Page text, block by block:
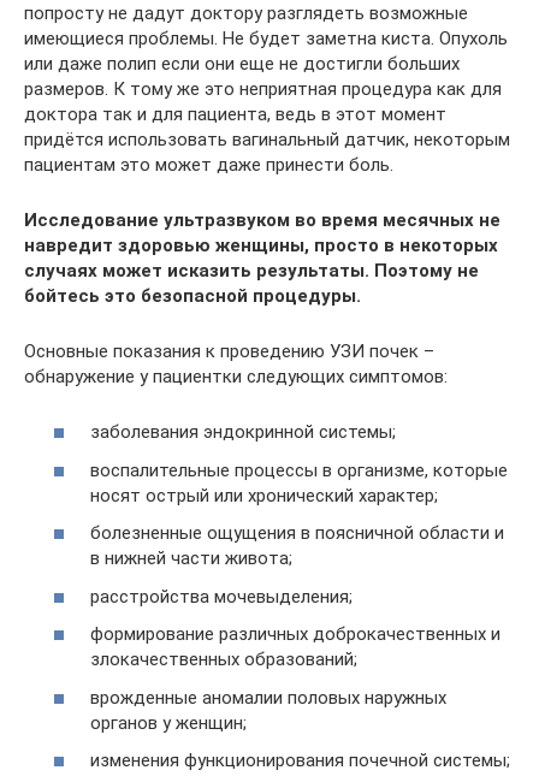
попросту не дадут доктору разглядеть возможные
имеющиеся проблемы. Не будет заметна киста. Опухоль
или даже полип если они еще не достигли больших
размеров. К тому же это неприятная процедура как для
доктора так и для пациента, ведь в этот момент
придётся использовать вагинальный датчик, некоторым
пациентам это может даже принести боль.
Исследование ультразвуком во время месячных не
навредит здоровью женщины, просто в некоторых
случаях может исказить результаты. Поэтому не
бойтесь это безопасной процедуры.
Основные показания к проведению УЗИ почек –
обнаружение у пациентки следующих симптомов:
заболевания эндокринной системы;
воспалительные процессы в организме, которые
носят острый или хронический характер;
болезненные ощущения в поясничной области и
в нижней части живота;
расстройства мочевыделения;
формирование различных доброкачественных и
злокачественных образований;
врожденные аномалии половых наружных
органов у женщин;
изменения функционирования почечной системы;